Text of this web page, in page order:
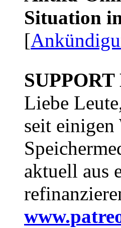
Situation
[
Liebe
seit einigen
aktuell aus